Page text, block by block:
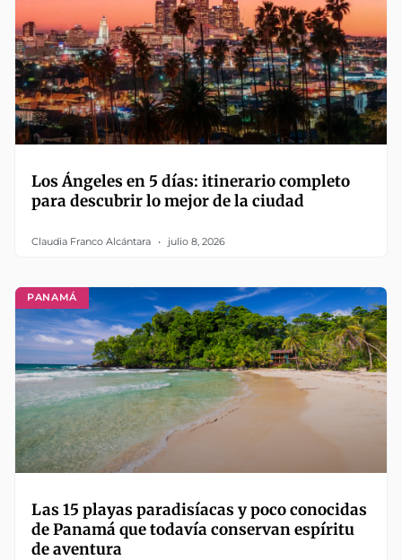
Los Ángeles en 5 días: itinerario completo
para descubrir lo mejor de la ciudad
Claudia Franco Alcántara julio 8, 2026
PANAMÁ
Las 15 playas paradisíacas y poco conocidas
de Panamá que todavía conservan espíritu
de aventura